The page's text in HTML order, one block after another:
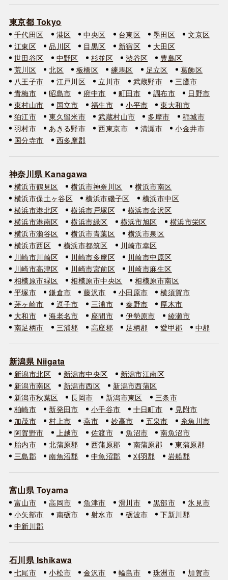
東京都 Tokyo
千代田区 港区 中央区 台東区 墨田区
文京区
江東区
品川区 目黒区 新宿区
大田区
世田谷区
中野区 杉並区 渋谷区
豊島区
荒川区
北区 板橋区 練馬区 足立区
葛飾区
八王子市
江戸川区 立川市 武蔵野市
三鷹市
青梅市
昭島市 府中市 町田市 調布市
日野市
東村山市
国立市 福生市 小平市
東大和市
狛江市
東久留米市 武蔵村山市 多摩市
稲城市
羽村市
あきる野市 西東京市 清瀬市
小金井市
国分寺市
西多摩郡
神奈川県 Kanagawa
横浜市鶴見区 横浜市神奈川区
横浜市南区
横浜市保土ヶ谷区
横浜市磯子区
横浜市中区
横浜市港北区
横浜市戸塚区
横浜市金沢区
横浜市港南区
横浜市緑区 横浜市旭区
横浜市栄区
横浜市瀬谷区
横浜市青葉区
横浜市泉区
横浜市西区
横浜市都筑区
川崎市幸区
川崎市川崎区
川崎市多摩区
川崎市中原区
川崎市高津区
川崎市宮前区
川崎市麻生区
相模原市緑区
相模原市中央区
相模原市南区
平塚市
鎌倉市 藤沢市 小田原市
横須賀市
茅ヶ崎市
逗子市 三浦市 秦野市
厚木市
大和市
海老名市 座間市 伊勢原市
綾瀬市
南足柄市
三浦郡 高座郡 足柄郡 愛甲郡 中郡
新潟県 Niigata
新潟市北区 新潟市中央区
新潟市江南区
新潟市南区
新潟市西区
新潟市西蒲区
新潟市秋葉区
長岡市 新潟市東区
三条市
柏崎市
新発田市 小千谷市 十日町市
見附市
加茂市
村上市 燕市 妙高市 五泉市
糸魚川市
阿賀野市
上越市 佐渡市 魚沼市
南魚沼市
胎内市
北蒲原郡 西蒲原郡 南蒲原郡
東蒲原郡
三島郡
南魚沼郡 中魚沼郡 刈羽郡 岩船郡
富山県 Toyama
富山市 高岡市 魚津市 滑川市 黒部市
氷見市
小矢部市
南砺市 射水市 砺波市
下新川郡
中新川郡
石川県 Ishikawa
七尾市 小松市 金沢市 輪島市 珠洲市
加賀市